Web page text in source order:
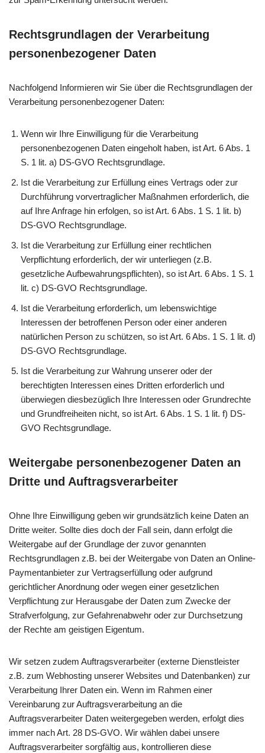
Rechtsgrundlagen der Verarbeitung
personenbezogener Daten
Nachfolgend Informieren wir Sie über die Rechtsgrundlagen der
Verarbeitung personenbezogener Daten:
Wenn wir Ihre Einwilligung für die Verarbeitung
personenbezogenen Daten eingeholt haben, ist Art. 6 Abs. 1
S. 1 lit. a) DS-GVO Rechtsgrundlage.
Ist die Verarbeitung zur Erfüllung eines Vertrags oder zur
Durchführung vorvertraglicher Maßnahmen erforderlich, die
auf Ihre Anfrage hin erfolgen, so ist Art. 6 Abs. 1 S. 1 lit. b)
DS-GVO Rechtsgrundlage.
Ist die Verarbeitung zur Erfüllung einer rechtlichen
Verpflichtung erforderlich, der wir unterliegen (z.B.
gesetzliche Aufbewahrungspflichten), so ist Art. 6 Abs. 1 S. 1
lit. c) DS-GVO Rechtsgrundlage.
Ist die Verarbeitung erforderlich, um lebenswichtige
Interessen der betroffenen Person oder einer anderen
natürlichen Person zu schützen, so ist Art. 6 Abs. 1 S. 1 lit. d)
DS-GVO Rechtsgrundlage.
Ist die Verarbeitung zur Wahrung unserer oder der
berechtigten Interessen eines Dritten erforderlich und
überwiegen diesbezüglich Ihre Interessen oder Grundrechte
und Grundfreiheiten nicht, so ist Art. 6 Abs. 1 S. 1 lit. f) DS-
GVO Rechtsgrundlage.
Weitergabe personenbezogener Daten an
Dritte und Auftragsverarbeiter
Ohne Ihre Einwilligung geben wir grundsätzlich keine Daten an
Dritte weiter. Sollte dies doch der Fall sein, dann erfolgt die
Weitergabe auf der Grundlage der zuvor genannten
Rechtsgrundlagen z.B. bei der Weitergabe von Daten an Online-
Paymentanbieter zur Vertragserfüllung oder aufgrund
gerichtlicher Anordnung oder wegen einer gesetzlichen
Verpflichtung zur Herausgabe der Daten zum Zwecke der
Strafverfolgung, zur Gefahrenabwehr oder zur Durchsetzung
der Rechte am geistigen Eigentum.
Wir setzen zudem Auftragsverarbeiter (externe Dienstleister
z.B. zum Webhosting unserer Websites und Datenbanken) zur
Verarbeitung Ihrer Daten ein. Wenn im Rahmen einer
Vereinbarung zur Auftragsverarbeitung an die
Auftragsverarbeiter Daten weitergegeben werden, erfolgt dies
immer nach Art. 28 DS-GVO. Wir wählen dabei unsere
Auftragsverarbeiter sorgfältig aus, kontrollieren diese